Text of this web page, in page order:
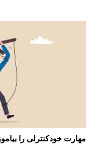
مهارت خودکنترلی را بیاموزیم